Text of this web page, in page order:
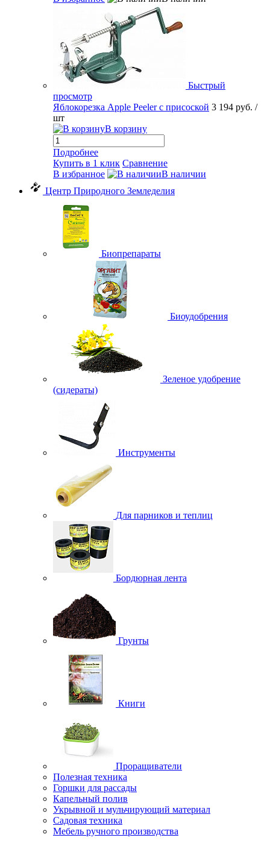
Быстрый
просмотр
Яблокорезка Apple Peeler с присоской 3 194 руб. /
шт
В корзину
Подробнее
Купить в 1 клик Сравнение
В избранное
В наличии
Центр Природного Земледелия
Биопрепараты
Биоудобрения
Зеленое удобрение
(сидераты)
Инструменты
Для парников и теплиц
Бордюрная лента
Грунты
Книги
Проращиватели
Полезная техника
Горшки для рассады
Капельный полив
Укрывной и мульчирующий материал
Садовая техника
Мебель ручного производства